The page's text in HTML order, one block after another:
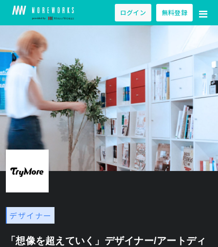
ログイン 無料登録
デザイナー
「想像を超えていく」デザイナー/アートディ